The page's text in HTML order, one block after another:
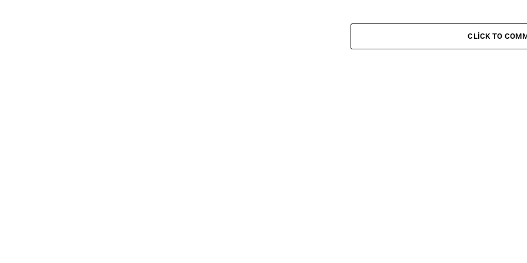
CLICK TO